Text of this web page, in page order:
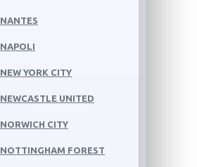
NANTES
NAPOLI
NEW YORK CITY
NEWCASTLE UNITED
NORWICH CITY
NOTTINGHAM FOREST